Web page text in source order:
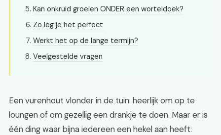
Kan onkruid groeien ONDER een worteldoek?
Zo leg je het perfect
Werkt het op de lange termijn?
Veelgestelde vragen
Een vurenhout vlonder in de tuin: heerlijk om op te
loungen of om gezellig een drankje te doen. Maar er is
één ding waar bijna iedereen een hekel aan heeft: